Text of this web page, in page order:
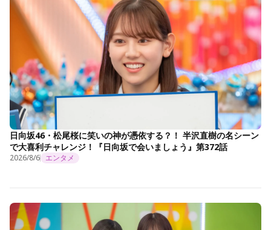
日向坂46・松尾桜に笑いの神が憑依する？！ 半沢直樹の名シーン
で大喜利チャレンジ！『日向坂で会いましょう』第372話
2026/8/6 エンタメ